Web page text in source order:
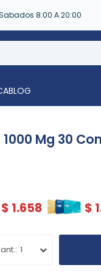
8:00 A 20:00
BLOG
Mg 30
$ 1.658 $
1